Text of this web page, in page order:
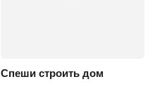
Спеши строить дом